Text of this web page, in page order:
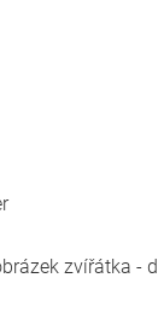
zvířátka -